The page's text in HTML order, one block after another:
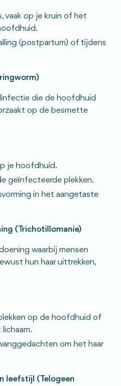
vaak op je kruin of het
(postpartum) of tijdens
die de hoofdhuid
op de besmette
je hoofdhuid.
geïnfecteerde plekken.
in het aangetaste
(Trichotillomanie)
waarbij mensen
hun haar uittrekken,
op de hoofdhuid of
om het haar
leefstijl (Telogeen